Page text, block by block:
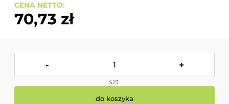
CENA NETTO:
70,73 zł
- +
szt.
do koszyka